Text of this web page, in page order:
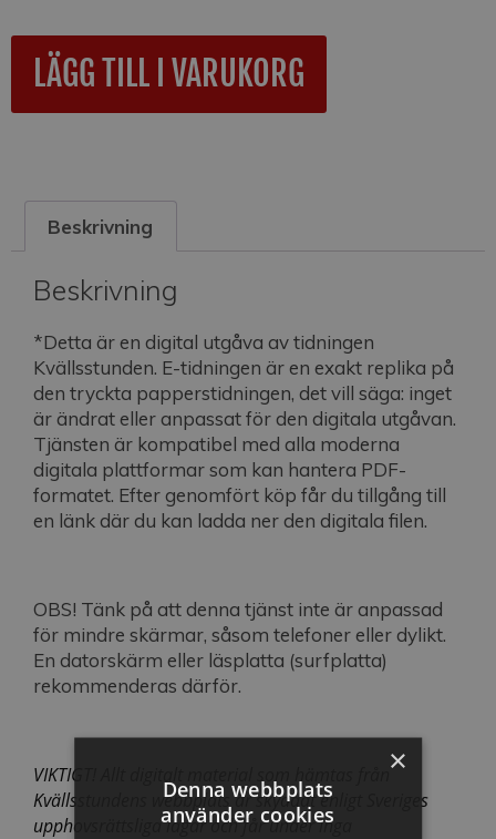
LÄGG TILL I VARUKORG
i
Beskrivning
Beskrivning
*Detta är en digital utgåva av tidningen
Kvällsstunden. E-tidningen är en exakt replika på
den tryckta papperstidningen, det vill säga: inget
är ändrat eller anpassat för den digitala utgåvan.
Tjänsten är kompatibel med alla moderna
digitala plattformar som kan hantera PDF-
formatet. Efter genomfört köp får du tillgång till
en länk där du kan ladda ner den digitala filen.
OBS! Tänk på att denna tjänst inte är anpassad
för mindre skärmar, såsom telefoner eller dylikt.
En datorskärm eller läsplatta (surfplatta)
rekommenderas därför.
VIKTIGT! Allt digitalt material som hämtas från
Kvällsstundens webbplats är skyddat enligt Sveriges
upphovsrättsliga lagar och får under inga
×
Denna webbplats
använder cookies